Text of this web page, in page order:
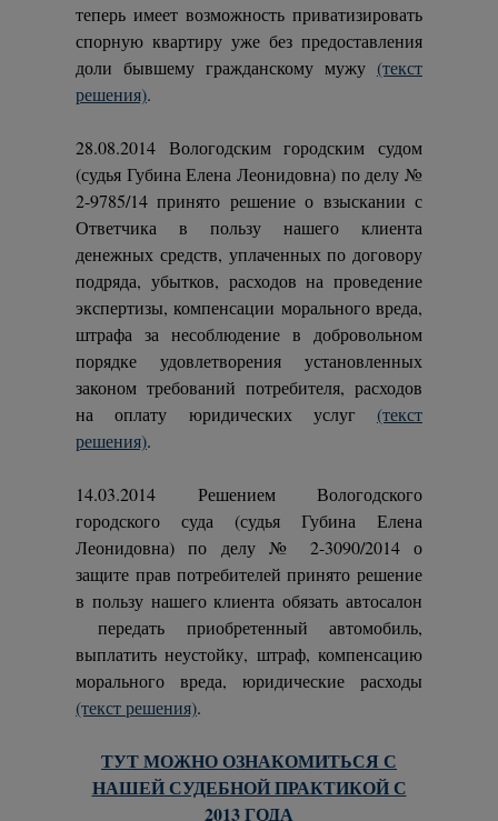
теперь имеет возможность приватизировать
спорную квартиру уже без предоставления
доли бывшему гражданскому мужу (текст
решения).
28.08.2014 Вологодским городским судом
(судья Губина Елена Леонидовна) по делу №
2-9785/14 принято решение о взыскании с
Ответчика в пользу нашего клиента
денежных средств, уплаченных по договору
подряда, убытков, расходов на проведение
экспертизы, компенсации морального вреда,
штрафа за несоблюдение в добровольном
порядке удовлетворения установленных
законом требований потребителя, расходов
на оплату юридических услуг
(текст
решения).
14.03.2014 Решением Вологодского
городского суда (судья Губина Елена
Леонидовна) по делу № 2-3090/2014 о
защите прав потребителей принято решение
в пользу нашего клиента обязать автосалон
передать приобретенный автомобиль,
выплатить неустойку, штраф, компенсацию
морального вреда, юридические расходы
(текст решения).
ТУТ МОЖНО ОЗНАКОМИТЬСЯ С
НАШЕЙ СУДЕБНОЙ ПРАКТИКОЙ С
2013 ГОДА